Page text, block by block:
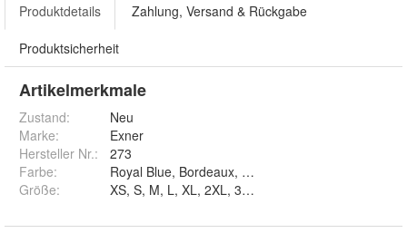
Produktdetails Zahlung, Versand & Rückgabe
Produktsicherheit
Artikelmerkmale
Zustand:
Neu
Marke:
Exner
Hersteller Nr.:
273
Farbe:
Royal Blue, Bordeaux, Rot, Navy, Schwarz, light
Größe: